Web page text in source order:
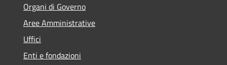
Organi di Governo
Aree Amministrative
Uffici
Enti e fondazioni